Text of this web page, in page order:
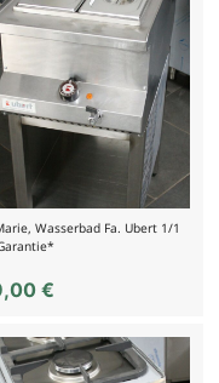
Wasserbad Fa. Ubert 1/1
€